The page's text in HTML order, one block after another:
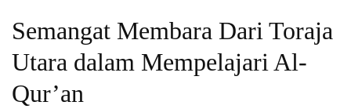
Semangat Membara Dari Toraja
Utara dalam Mempelajari Al-
Qur’an